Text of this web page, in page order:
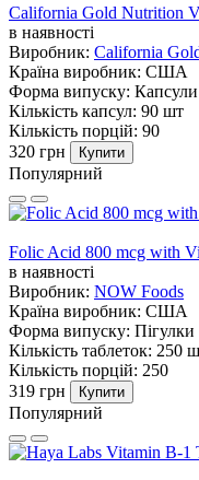
California Gold Nutrition
в наявності
Виробник: California
Країна виробник: США
Форма випуску: Капсули
Кількість капсул: 90 шт
Кількість порцій: 90
320 грн
Купити
Популярний
Folic Acid 800 mcg with
в наявності
Виробник: NOW Foods
Країна виробник: США
Форма випуску: Пігулки
Кількість таблеток: 250
Кількість порцій: 250
319 грн
Купити
Популярний